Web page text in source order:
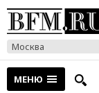
Москва
МЕНЮ